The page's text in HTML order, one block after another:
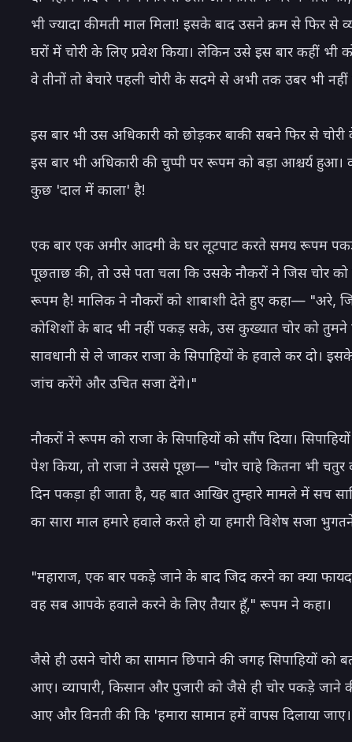
भी ज्यादा कीमती माल मिला! इसके बाद उसने क्रम से फिर से
घरों में चोरी के लिए प्रवेश किया। लेकिन उसे इस बार कहीं भी
वे तीनों तो बेचारे पहली चोरी के सदमे से अभी तक उबर भी नहीं
इस बार भी उस अधिकारी को छोड़कर बाकी सबने फिर से चोरी
इस बार भी अधिकारी की चुप्पी पर रूपम को बड़ा आश्चर्य
कुछ 'दाल में काला' है!
एक बार एक अमीर आदमी के घर लूटपाट करते समय रूपम
पूछताछ की, तो उसे पता चला कि उसके नौकरों ने जिस चोर
रूपम है! मालिक ने नौकरों को शाबाशी देते हुए कहा— "अरे,
कोशिशों के बाद भी नहीं पकड़ सके, उस कुख्यात चोर को
सावधानी से ले जाकर राजा के सिपाहियों के हवाले कर दो।
जांच करेंगे और उचित सजा देंगे।"
नौकरों ने रूपम को राजा के सिपाहियों को सौंप दिया।
पेश किया, तो राजा ने उससे पूछा— "चोर चाहे कितना भी
दिन पकड़ा ही जाता है, यह बात आखिर तुम्हारे मामले में सच
का सारा माल हमारे हवाले करते हो या हमारी विशेष सजा
"महाराज, एक बार पकड़े जाने के बाद जिद करने का क्या
वह सब आपके हवाले करने के लिए तैयार हूँ," रूपम ने कहा।
जैसे ही उसने चोरी का सामान छिपाने की जगह सिपाहियों को
आए। व्यापारी, किसान और पुजारी को जैसे ही चोर पकड़े जाने
आए और विनती की कि 'हमारा सामान हमें वापस दिलाया